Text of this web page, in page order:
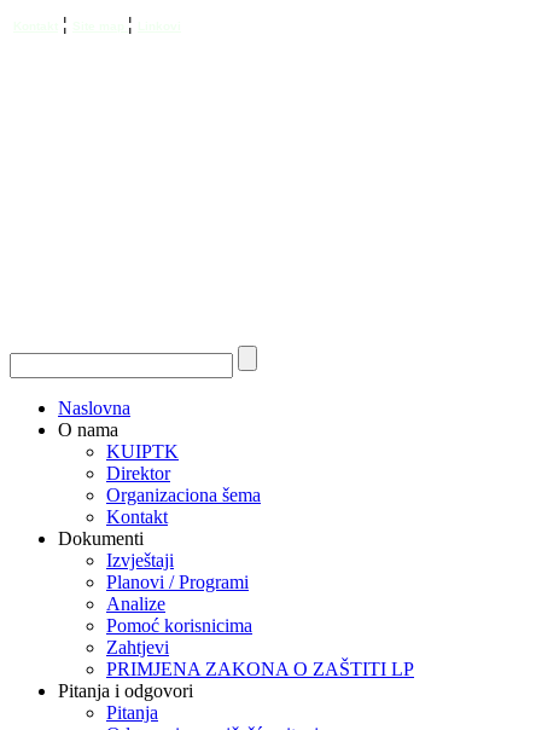
¦ ¦
Naslovna
O nama
KUIPTK
Direktor
Organizaciona šema
Kontakt
Dokumenti
Izvještaji
Planovi / Programi
Analize
Pomoć korisnicima
Zahtjevi
PRIMJENA ZAKONA O ZAŠTITI LP
Pitanja i odgovori
Pitanja